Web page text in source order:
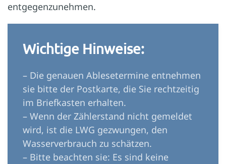
entgegenzunehmen.
Wichtige Hinweise:
– Die genauen Ablesetermine entnehmen
sie bitte der Postkarte, die Sie rechtzeitig
im Briefkasten erhalten.
– Wenn der Zählerstand nicht gemeldet
wird, ist die LWG gezwungen, den
Wasserverbrauch zu schätzen.
– Bitte beachten sie: Es sind keine